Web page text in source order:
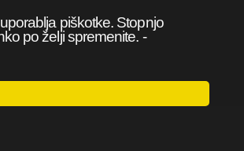
piškotke. Stopnjo
po želji spremenite. -